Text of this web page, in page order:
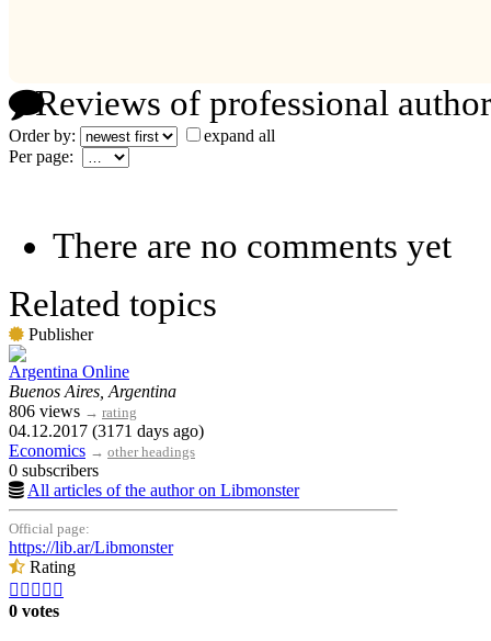
Reviews of professional
Order by:
expand all
Per page:
There are no comments yet
Related topics
Publisher
Argentina Online
Buenos Aires, Argentina
806 views → rating
04.12.2017 (3171 days ago)
Economics → other headings
0 subscribers
All articles of the author on Libmonster
Official page:
https://lib.ar/Libmonster
Rating
    
0 votes